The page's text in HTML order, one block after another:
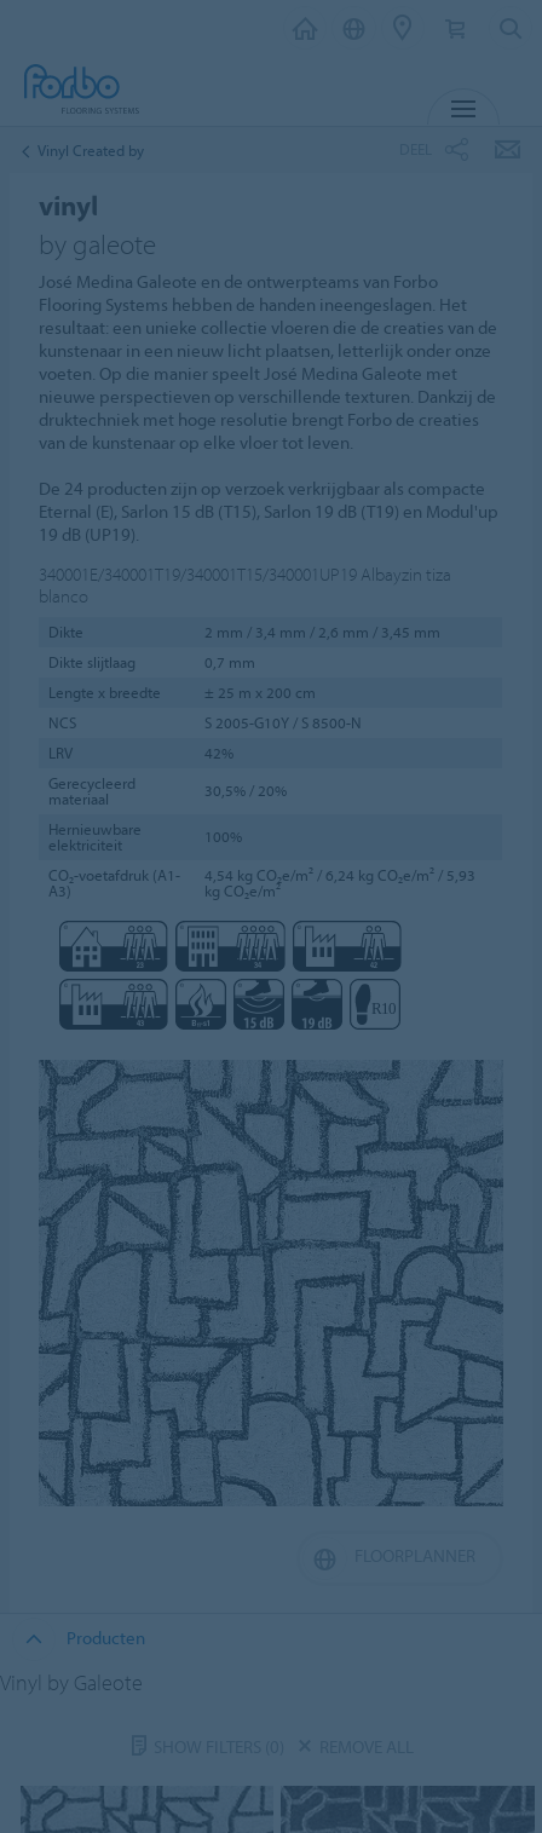
Vinyl Created by
vinyl
by galeote
José Medina Galeote en de ontwerpteams van Forbo
Flooring Systems hebben de handen ineengeslagen. Het
resultaat: een unieke collectie vloeren die de creaties van de
kunstenaar in een nieuw licht plaatsen, letterlijk onder onze
voeten. Op die manier speelt José Medina Galeote met
nieuwe perspectieven op verschillende texturen. Dankzij de
druktechniek met hoge resolutie brengt Forbo de creaties
van de kunstenaar op elke vloer tot leven.
De 24 producten zijn op verzoek verkrijgbaar als compacte
Eternal (E), Sarlon 15 dB (T15), Sarlon 19 dB (T19) en Modul'up
19 dB (UP19).
340001E/340001T19/340001T15/340001UP19 Albayzin tiza
blanco
Dikte
2 mm / 3,4 mm / 2,6 mm / 3,45 mm
Dikte slijtlaag
0,7 mm
Lengte x breedte
± 25 m x 200 cm
NCS
S 2005-G10Y / S 8500-N
LRV
42%
Gerecycleerd
materiaal
30,5% / 20%
Hernieuwbare
elektriciteit
100%
CO₂-voetafdruk (A1-
A3)
4,54 kg CO₂e/m² / 6,24 kg CO₂e/m² / 5,93
kg CO₂e/m²
Producten
Vinyl by Galeote